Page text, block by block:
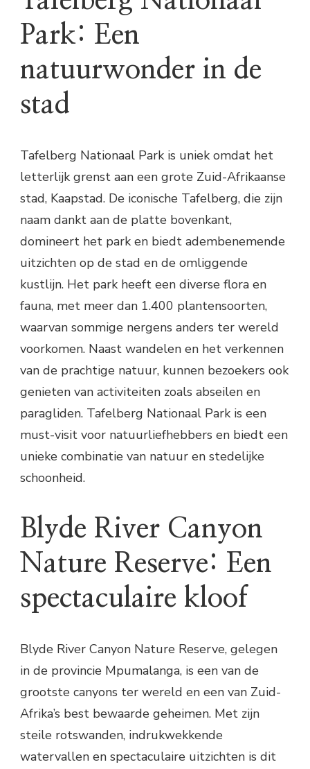
Park: Een
natuurwonder in de
stad
Tafelberg Nationaal Park is uniek omdat het
letterlijk grenst aan een grote Zuid-Afrikaanse
stad, Kaapstad. De iconische Tafelberg, die zijn
naam dankt aan de platte bovenkant,
domineert het park en biedt adembenemende
uitzichten op de stad en de omliggende
kustlijn. Het park heeft een diverse flora en
fauna, met meer dan 1.400 plantensoorten,
waarvan sommige nergens anders ter wereld
voorkomen. Naast wandelen en het verkennen
van de prachtige natuur, kunnen bezoekers ook
genieten van activiteiten zoals abseilen en
paragliden. Tafelberg Nationaal Park is een
must-visit voor natuurliefhebbers en biedt een
unieke combinatie van natuur en stedelijke
schoonheid.
Blyde River Canyon
Nature Reserve: Een
spectaculaire kloof
Blyde River Canyon Nature Reserve, gelegen
in de provincie Mpumalanga, is een van de
grootste canyons ter wereld en een van Zuid-
Afrika’s best bewaarde geheimen. Met zijn
steile rotswanden, indrukwekkende
watervallen en spectaculaire uitzichten is dit